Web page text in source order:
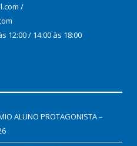
/
12:00 / 14:00 às 18:00
ALUNO PROTAGONISTA –